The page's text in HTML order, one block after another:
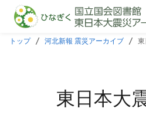
本文に飛ぶ
トップ 河北新報 震災アーカイブ
東日本大